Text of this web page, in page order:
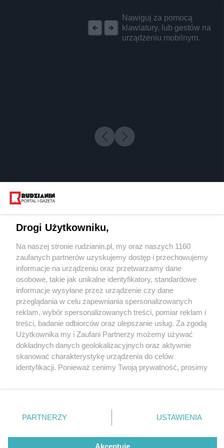
Nawiguj za pomocą
klawiatury, lub gestów na
urządzeniu mobilnym.
4 / 0
Wydawca mediów
Nie zapomnij
zapoznać się z:
polityką prywatności regulamin korzystania z portali
Twojemiasto
Piekary Śląskie
Chorzów
Tarnowskie Góry
Gliwice
Skontakuj sięz nami
Kontakt
Wydawca
Redakcja
Drogi Użytkowniku,
Na naszej stronie rudzianin.pl, my oraz naszych 1160
zaufanych partnerów uzyskujemy dostęp i przechowujemy
informacje na urządzeniu oraz przetwarzamy dane
osobowe, takie jak unikalne identyfikatory, standardowe
informacje wysyłane przez urządzenie czy dane
przeglądania w celu zapewniania spersonalizowanych
reklam, wybór spersonalizowanych treści, pomiar reklam i
treści, badanie odbiorców oraz ulepszanie usług. Za zgodą
Użytkownika my i Zaufani Partnerzy możemy używać
dokładnych danych geolokalizacyjnych oraz aktywnie
skanować charakterystykę urządzenia do celów
identyfikacji. Ponieważ cenimy Twoją prywatność, prosimy
prywatności znajdujący się w lewym dolnym rogu strony
. Niektóre rodzaje przetwarzania danych nie wymagają
zgody użytkownika, ale masz prawo sprzeciwić się
takiemu przetwarzaniu. Preferencje będą miały
PARTNERZY USTAWIENIA
Akceptuję